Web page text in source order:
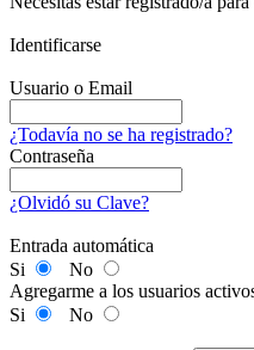
Identificarse
Usuario o Email
¿Todavía no se ha registrado?
Contraseña
¿Olvidó su Clave?
Entrada automática
Si
No
Agregarme a los usuarios
Si
No